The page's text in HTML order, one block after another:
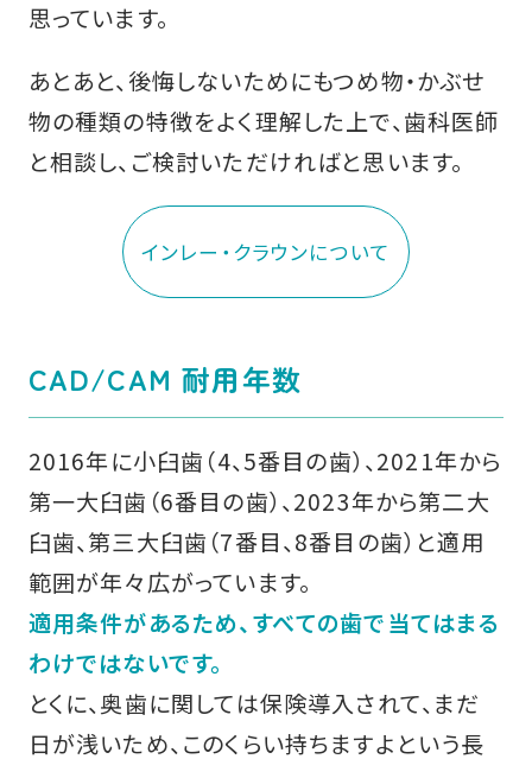
思っています。
あとあと、後悔しないためにもつめ物・かぶせ
物の種類の特徴をよく理解した上で、歯科医師
と相談し、ご検討いただければと思います。
インレー・クラウンについて
CAD/CAM 耐用年数
2016年に小臼歯（4、5番目の歯）、2021年から
第一大臼歯（6番目の歯）、2023年から第二大
臼歯、第三大臼歯（7番目、8番目の歯）と適用
範囲が年々広がっています。
適用条件があるため、すべての歯で当てはまる
わけではないです。
とくに、奥歯に関しては保険導入されて、まだ
日が浅いため、このくらい持ちますよという長